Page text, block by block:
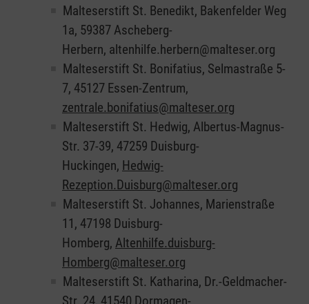
Malteserstift St. Benedikt, Bakenfelder Weg
1a, 59387 Ascheberg-
Herbern, altenhilfe.herbern@malteser.org
Malteserstift St. Bonifatius, Selmastraße 5-
7, 45127 Essen-Zentrum,
zentrale.bonifatius@malteser.org
Malteserstift St. Hedwig, Albertus-Magnus-
Str. 37-39, 47259 Duisburg-
Huckingen, Hedwig-
Rezeption.Duisburg@malteser.org
Malteserstift St. Johannes, Marienstraße
11, 47198 Duisburg-
Homberg, Altenhilfe.duisburg-
Homberg@malteser.org
Malteserstift St. Katharina, Dr.-Geldmacher-